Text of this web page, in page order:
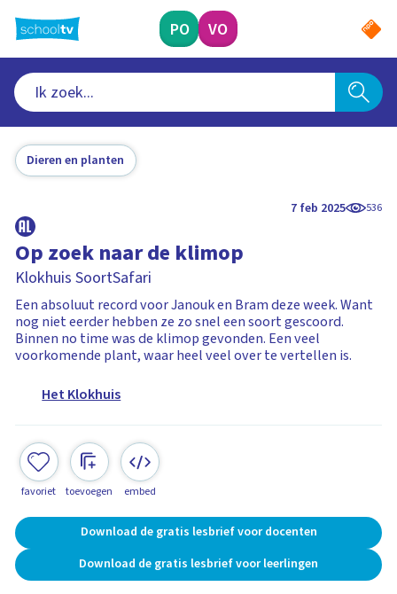
naar
hoofdinhoud
PO VO
Dieren en planten
7 feb 2025 536
Op zoek naar de klimop
Klokhuis SoortSafari
Een absoluut record voor Janouk en Bram deze week. Want
nog niet eerder hebben ze zo snel een soort gescoord.
Binnen no time was de klimop gevonden. Een veel
voorkomende plant, waar heel veel over te vertellen is.
Het Klokhuis
favoriet toevoegen embed
Download de gratis lesbrief voor docenten
Download de gratis lesbrief voor leerlingen